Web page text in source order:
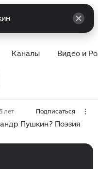
Каналы Видео и
5 лет Подписаться
Пушкин? Поэзия